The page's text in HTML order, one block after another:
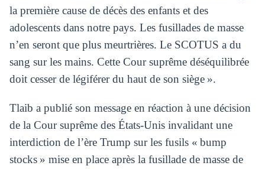
la première cause de décès des enfants et des
adolescents dans notre pays. Les fusillades de masse
n’en seront que plus meurtrières. Le SCOTUS a du
sang sur les mains. Cette Cour suprême déséquilibrée
doit cesser de légiférer du haut de son siège ».
Tlaib a publié son message en réaction à une décision
de la Cour suprême des États-Unis invalidant une
interdiction de l’ère Trump sur les fusils « bump
stocks » mise en place après la fusillade de masse de